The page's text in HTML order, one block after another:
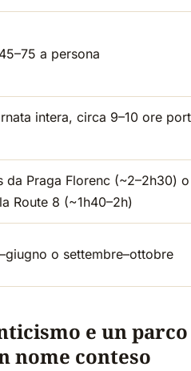
a persona
intera, circa 9–10 ore
da Praga Florenc (~2–2h30)
Route 8 (~1h40–2h)
o settembre–ottobre
e un parco
nome conteso